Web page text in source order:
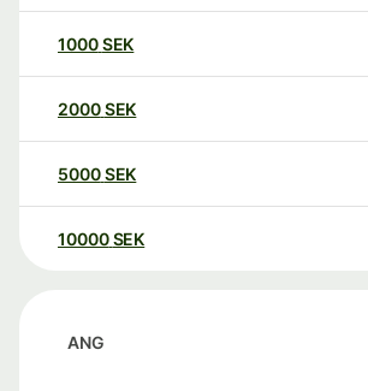
1000SEK
2000SEK
5000SEK
10000 SEK
ANG